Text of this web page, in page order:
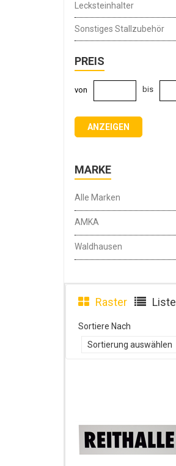
Lecksteinhalter
Sonstiges Stallzubehör
PREIS
von bis
ANZEIGEN
MARKE
Alle Marken
AMKA
Waldhausen
Raster Liste
Sortiere Nach